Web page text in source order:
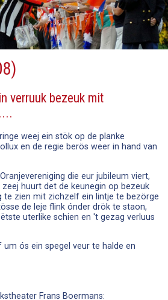
verruuk bezeuk mit
weej ein stök op de planke
en de regie berös weer in hand van
die eur jubileum viert,
huurt det de keunegin op bezeuk
te zien mit zichzelf ein lintje te bezörge
de leje flink ónder drök te staon,
uterlike schien en 't gezag verluus
ós ein spegel veur te halde en
Frans Boermans: